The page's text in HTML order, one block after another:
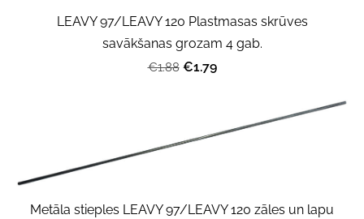
LEAVY 97/LEAVY 120 Plastmasas skrūves
savākšanas grozam 4 gab.
€1.88 €1.79
Metāla stieples LEAVY 97/LEAVY 120 zāles un lapu